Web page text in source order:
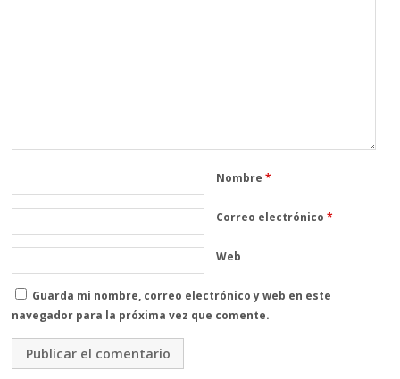
Nombre*
Correo electrónico*
Web
Guarda mi nombre, correo electrónico y web en este
navegador para la próxima vez que comente.